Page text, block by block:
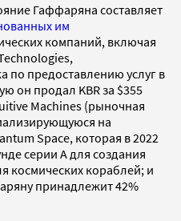
Гаффаряна составляет
им
компаний, включая
по предоставлению услуг в
он продал KBR за $355
Machines (рыночная
на
Space, которая в 2022
серии A для создания
космических кораблей; и
принадлежит 42%